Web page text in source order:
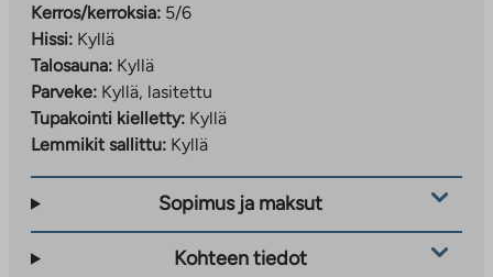
Kerros/kerroksia: 5/6
Hissi: Kyllä
Talosauna: Kyllä
Parveke: Kyllä, lasitettu
Tupakointi kielletty: Kyllä
Lemmikit sallittu: Kyllä
Sopimus ja maksut
Kohteen tiedot